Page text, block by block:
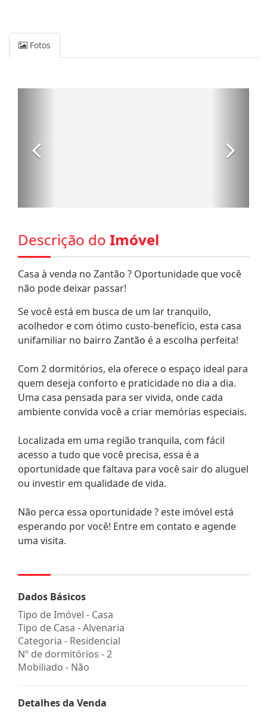
Fotos
Descrição do Imóvel
Casa à venda no Zantão ? Oportunidade que você
não pode deixar passar!
Se você está em busca de um lar tranquilo,
acolhedor e com ótimo custo-benefício, esta casa
unifamiliar no bairro Zantão é a escolha perfeita!
Com 2 dormitórios, ela oferece o espaço ideal para
quem deseja conforto e praticidade no dia a dia.
Uma casa pensada para ser vivida, onde cada
ambiente convida você a criar memórias especiais.
Localizada em uma região tranquila, com fácil
acesso a tudo que você precisa, essa é a
oportunidade que faltava para você sair do aluguel
ou investir em qualidade de vida.
Não perca essa oportunidade ? este imóvel está
esperando por você! Entre em contato e agende
uma visita.
Dados Básicos
Tipo de Imóvel - Casa
Tipo de Casa - Alvenaria
Categoria - Residencial
Nº de dormitórios - 2
Mobiliado - Não
Detalhes da Venda